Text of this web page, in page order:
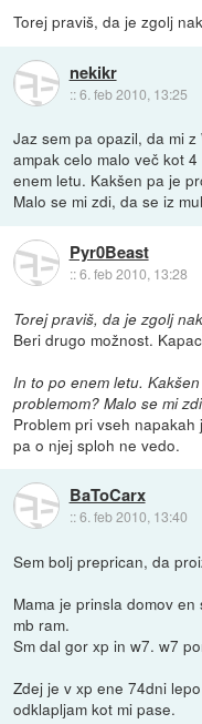
Torej praviš, da je zgolj
nekikr
::6. feb 2010, 13:25
Jaz sem pa opazil, da mi
ampak celo malo več kot
enem letu. Kakšen pa je
Malo se mi zdi, da se iz
Pyr0Beast
::6. feb 2010, 13:28
Torej praviš, da je zgolj
Beri drugo možnost.
In to po enem letu.
problemom? Malo se mi
Problem pri vseh
pa o njej sploh ne vedo.
BaToCarx
::6. feb 2010, 13:40
Sem bolj preprican, da
Mama je prinsla domov
mb ram.
Sm dal gor xp in w7. w7
Zdej je v xp ene 74dni
odklapljam kot mi pase.